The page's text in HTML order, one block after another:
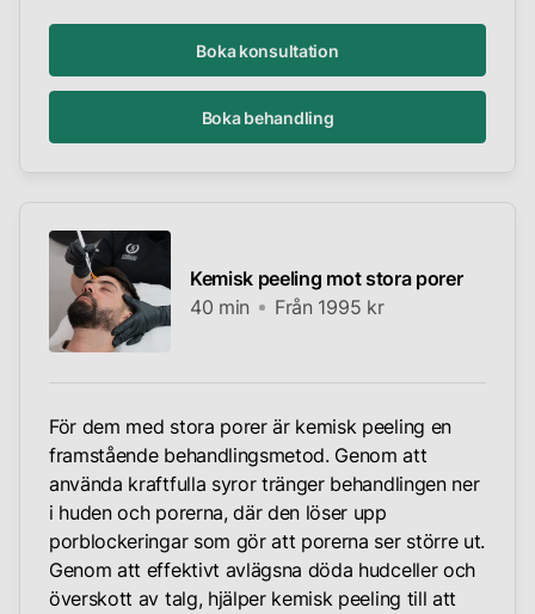
Boka konsultation
Boka behandling
Kemisk peeling mot stora porer
40 min
Från 1995 kr
För dem med stora porer är kemisk peeling en
framstående behandlingsmetod. Genom att
använda kraftfulla syror tränger behandlingen ner
i huden och porerna, där den löser upp
porblockeringar som gör att porerna ser större ut.
Genom att effektivt avlägsna döda hudceller och
överskott av talg, hjälper kemisk peeling till att